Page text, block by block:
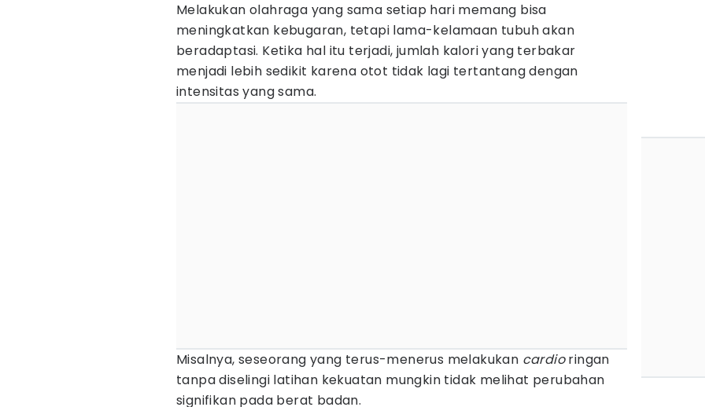
Melakukan olahraga yang sama setiap hari memang bisa
meningkatkan kebugaran, tetapi lama-kelamaan tubuh akan
beradaptasi. Ketika hal itu terjadi, jumlah kalori yang terbakar
menjadi lebih sedikit karena otot tidak lagi tertantang dengan
intensitas yang sama.
Misalnya, seseorang yang terus-menerus melakukan cardioringan
tanpa diselingi latihan kekuatan mungkin tidak melihat perubahan
signifikan pada berat badan.